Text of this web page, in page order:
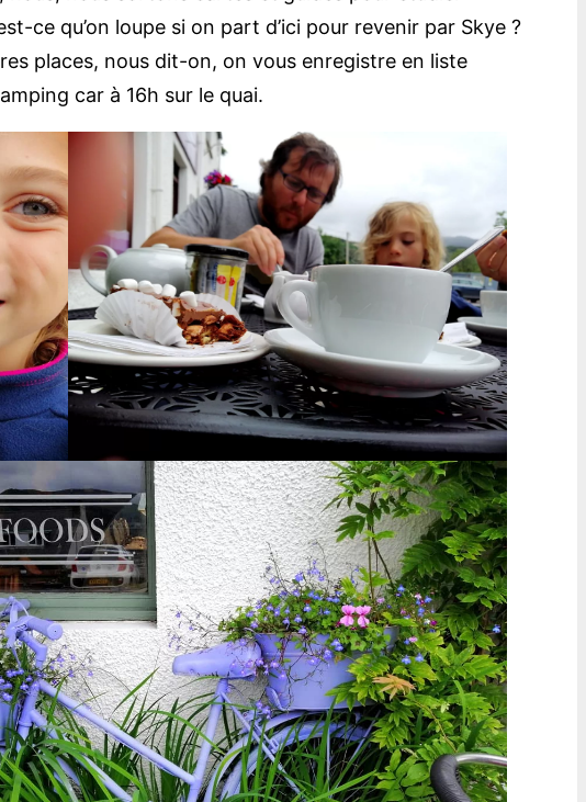
ce qu’on loupe si on part d’ici pour revenir par Skye ?
places, nous dit-on, on vous enregistre en liste
car à 16h sur le quai.